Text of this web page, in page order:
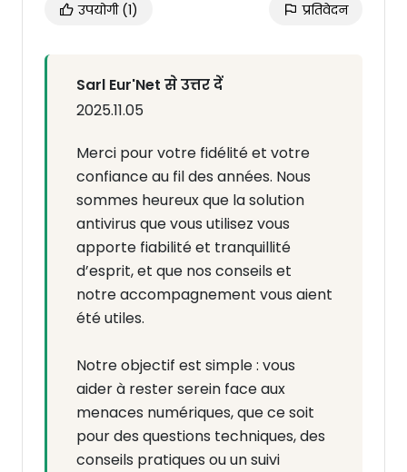
उपयोगी (1) प्रतिवेदन
Sarl Eur'Net से उत्तर दें
2025.11.05
Merci pour votre fidélité et votre
confiance au fil des années. Nous
sommes heureux que la solution
antivirus que vous utilisez vous
apporte fiabilité et tranquillité
d’esprit, et que nos conseils et
notre accompagnement vous aient
été utiles.
Notre objectif est simple : vous
aider à rester serein face aux
menaces numériques, que ce soit
pour des questions techniques, des
conseils pratiques ou un suivi